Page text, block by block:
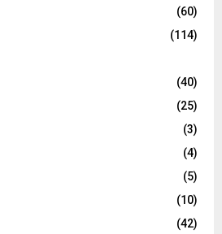
(60)
(114)
(40)
(25)
(3)
(4)
(5)
(10)
(42)